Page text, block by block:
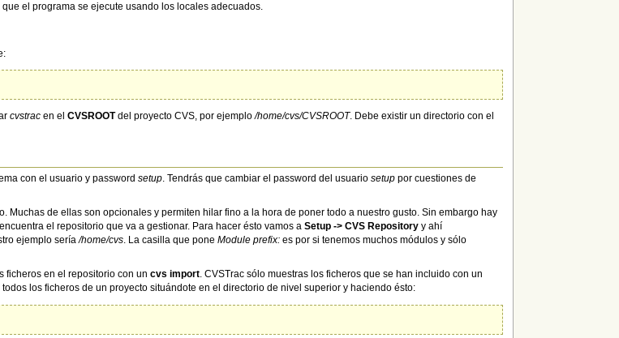
el programa se ejecute usando los locales adecuados.
cvstrac en elCVSROOTdel proyecto CVS, por ejemplo/home/cvs/CVSROOT. Debe existir un directorio con el
con el usuario y passwordsetup. Tendrás que cambiar el password del usuariosetup por cuestiones de
Muchas de ellas son opcionales y permiten hilar fino a la hora de poner todo a nuestro gusto. Sin embargo hay
el repositorio que va a gestionar. Para hacer ésto vamos aSetup -> CVS Repository y ahí
ejemplo sería/home/cvs. La casilla que poneModule prefix: es por si tenemos muchos módulos y sólo
ficheros en el repositorio con uncvs import. CVSTrac sólo muestras los ficheros que se han incluido con un
los ficheros de un proyecto situándote en el directorio de nivel superior y haciendo ésto: